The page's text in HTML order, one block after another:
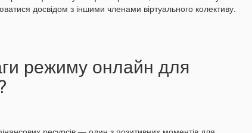
досвідом з іншими членами віртуального колективу.
режиму онлайн для